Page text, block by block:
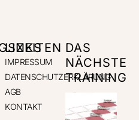
LINKS
IMPRESSUM
DATENSCHUTZERKLÄRUNG
AGB
KONTAKT
DAS
NÄCHSTE
TRAINING